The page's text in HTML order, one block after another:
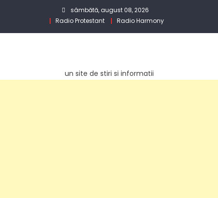
sâmbătă, august 08, 2026
Radio Protestant
Radio Harmony
un site de stiri si informatii